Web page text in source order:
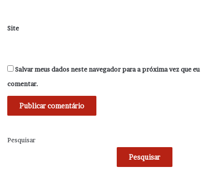
Site
Salvar meus dados neste navegador para a próxima vez que eu
comentar.
Pesquisar
Pesquisar